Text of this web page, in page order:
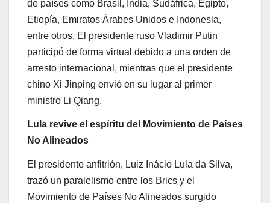
de países como Brasil, India, Sudáfrica, Egipto,
Etiopía, Emiratos Árabes Unidos e Indonesia,
entre otros. El presidente ruso Vladimir Putin
participó de forma virtual debido a una orden de
arresto internacional, mientras que el presidente
chino Xi Jinping envió en su lugar al primer
ministro Li Qiang.
Lula revive el espíritu del Movimiento de Países
No Alineados
El presidente anfitrión, Luiz Inácio Lula da Silva,
trazó un paralelismo entre los Brics y el
Movimiento de Países No Alineados surgido